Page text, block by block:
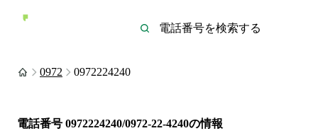
0972 0972224240
電話番号 0972224240/0972-22-4240の情報